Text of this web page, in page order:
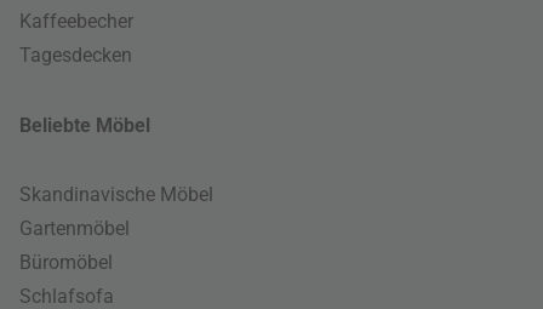
Kaffeebecher
Tagesdecken
Beliebte Möbel
Skandinavische Möbel
Gartenmöbel
Büromöbel
Schlafsofa